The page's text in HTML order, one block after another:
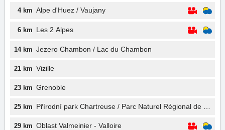
4 km Alpe d'Huez / Vaujany
6 km Les 2 Alpes
14 km Jezero Chambon / Lac du Chambon
21 km Vizille
23 km Grenoble
25 km Přírodní park Chartreuse / Parc Naturel Régional de
29 km Oblast Valmeinier - Valloire